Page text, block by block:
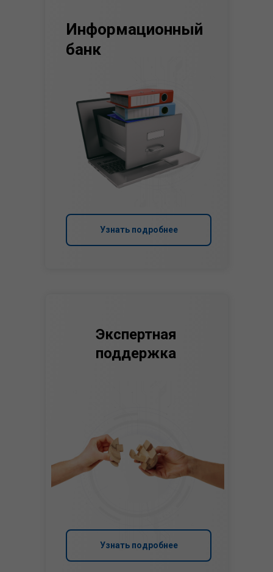
Узнать подробнее
Информационный
банк
Узнать подробнее
Экспертная
поддержка